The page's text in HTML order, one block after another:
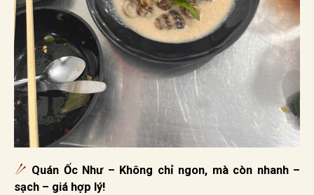
Quán Ốc Như – Không chỉ ngon, mà còn nhanh –
sạch – giá hợp lý!